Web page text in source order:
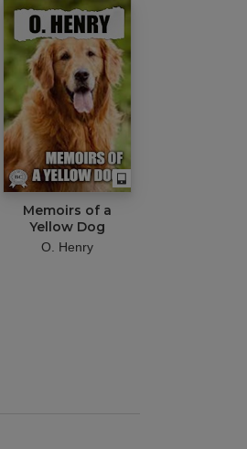
Memoirs of a
Yellow Dog
O. Henry